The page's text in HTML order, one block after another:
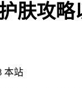
肤攻略
本站